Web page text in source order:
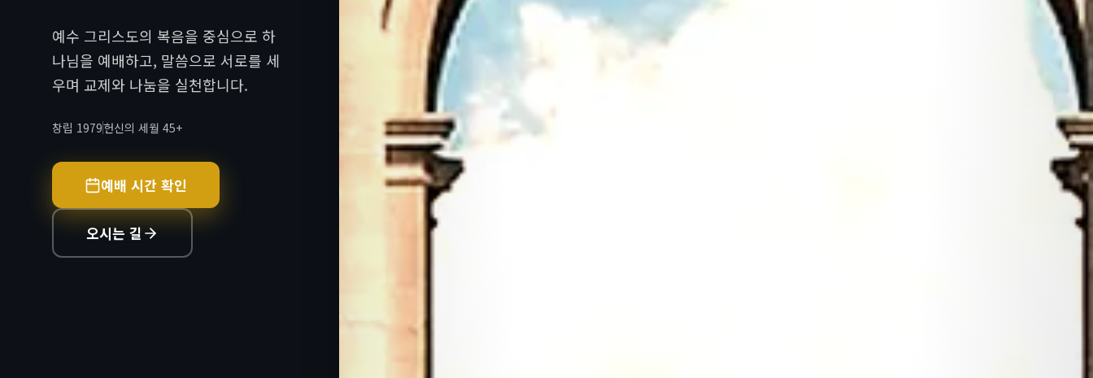
예수 그리스도의 복음을 중심으로 하
나님을 예배하고, 말씀으로 서로를 세
우며 교제와 나눔을 실천합니다.
창립 1979헌신의 세월 45+
예배 시간 확인
오시는 길